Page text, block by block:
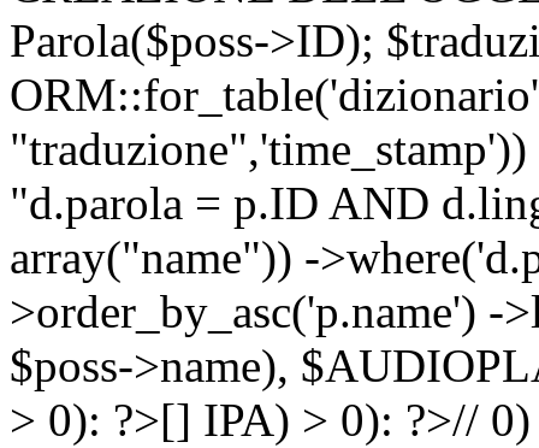
Parola($poss->ID);
"d.parola = p.ID AND
array("name")) -
>order_by_asc('p.name')
$poss->name),
> 0): ?>[] IPA) > 0): ?>//